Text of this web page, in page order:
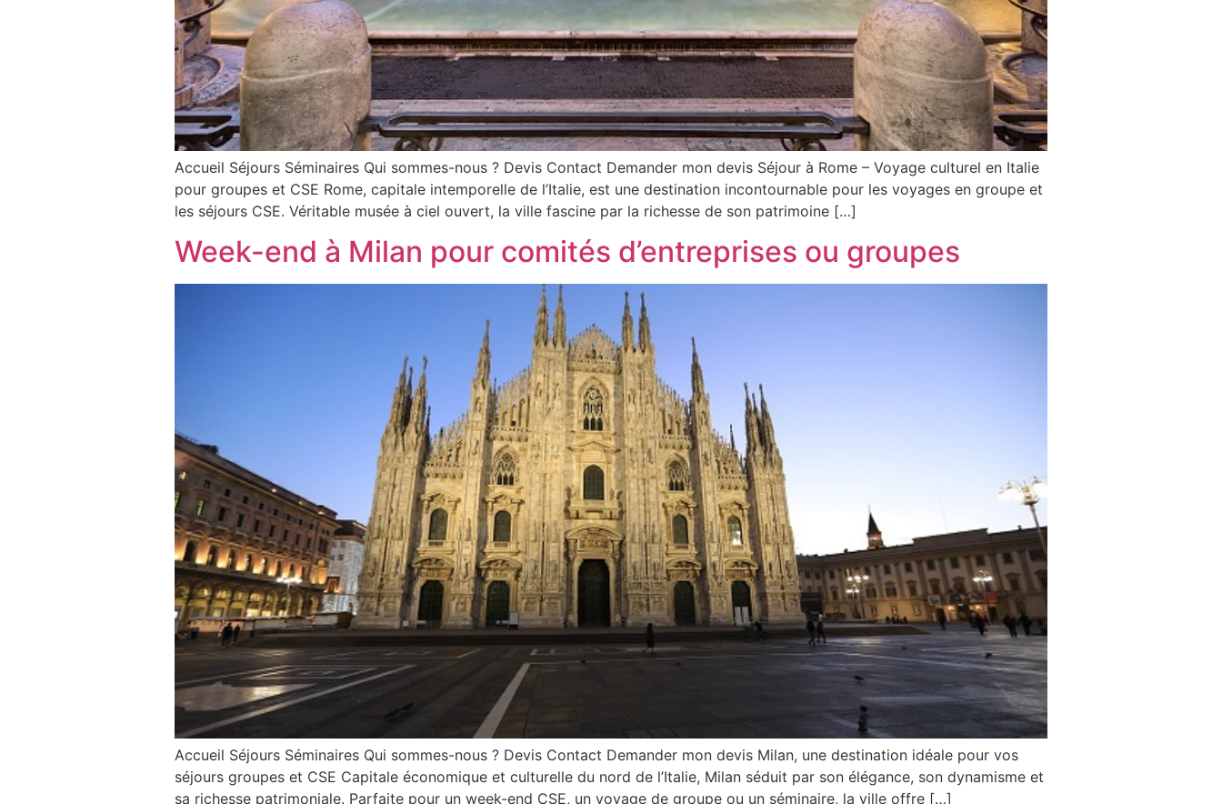
Accueil Séjours Séminaires Qui sommes-nous ? Devis Contact Demander mon devis Séjour à Rome – Voyage culturel en Italie
pour groupes et CSE Rome, capitale intemporelle de l’Italie, est une destination incontournable pour les voyages en groupe et
les séjours CSE. Véritable musée à ciel ouvert, la ville fascine par la richesse de son patrimoine […]
Week-end à Milan pour comités d’entreprises ou groupes
Accueil Séjours Séminaires Qui sommes-nous ? Devis Contact Demander mon devis Milan, une destination idéale pour vos
séjours groupes et CSE Capitale économique et culturelle du nord de l’Italie, Milan séduit par son élégance, son dynamisme et
sa richesse patrimoniale. Parfaite pour un week-end CSE, un voyage de groupe ou un séminaire, la ville offre […]